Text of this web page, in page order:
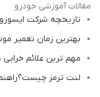
مقالات آموزشی خودرو
تاریخچه شرکت ایسوزو
بهترین زمان تعمیر
مهم ترین علائم
لنت ترمز